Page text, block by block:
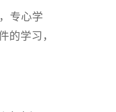
专心学
的学习，